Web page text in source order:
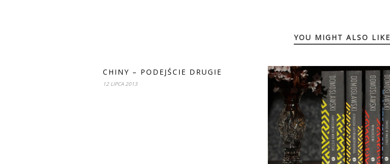
YOU MIGHT ALSO LIKE
CHINY – PODEJŚCIE DRUGIE
12 LIPCA 2013